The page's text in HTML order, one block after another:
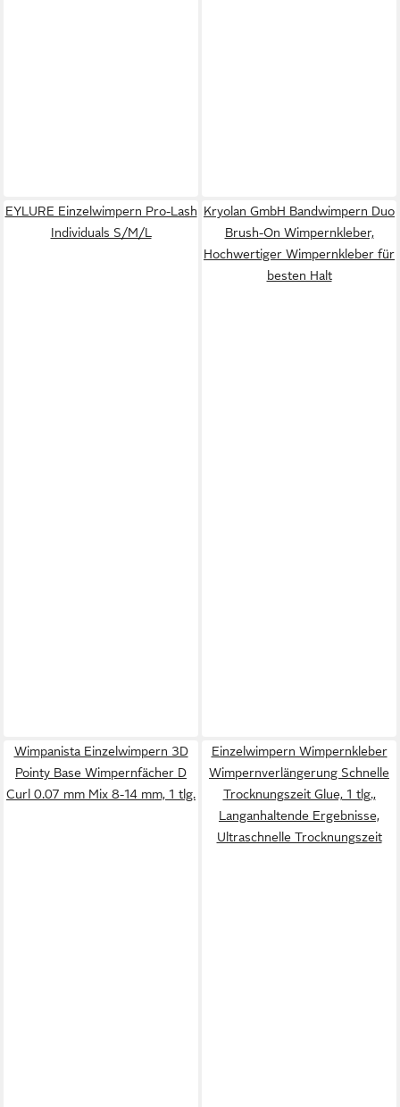
EYLURE Einzelwimpern Pro-Lash
Individuals S/M/L
Kryolan GmbH Bandwimpern Duo
Brush-On Wimpernkleber,
Hochwertiger Wimpernkleber für
besten Halt
Wimpanista Einzelwimpern 3D
Pointy Base Wimpernfächer D
Curl 0.07 mm Mix 8-14 mm, 1 tlg.
Einzelwimpern Wimpernkleber
Wimpernverlängerung Schnelle
Trocknungszeit Glue, 1 tlg.,
Langanhaltende Ergebnisse,
Ultraschnelle Trocknungszeit